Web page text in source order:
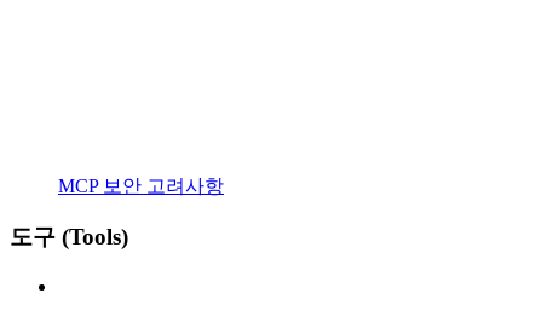
MCP 보안 고려사항
도구 (Tools)